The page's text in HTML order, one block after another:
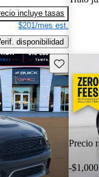
incluye tasas
$201/mes est.
disponibilidad
Guarda este
Precio
-$1,000